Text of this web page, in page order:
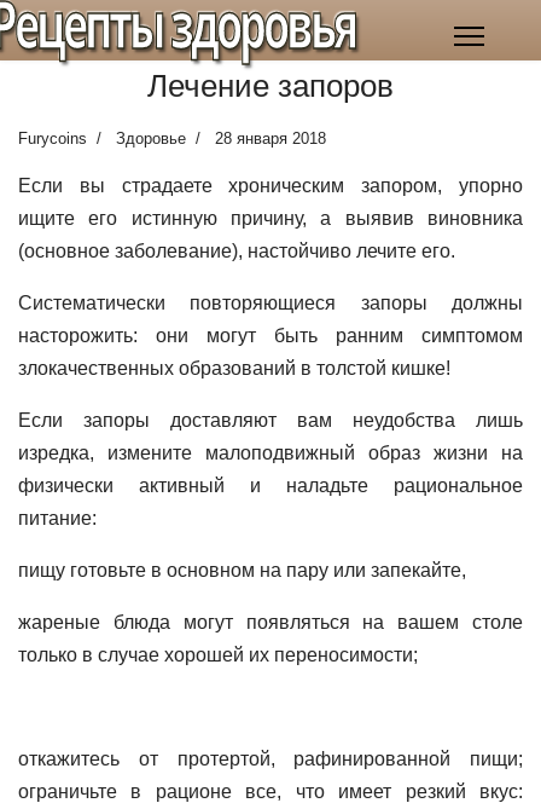
здоровья
Лечение запоров
Furycoins Здоровье 28 января 2018
Если вы страдаете хроническим запором, упорно
ищите его истинную причину, а выявив виновника
(основное заболевание), настойчиво лечите его.
Систематически повторяющиеся запоры должны
насторожить: они могут быть ранним симптомом
злокачественных образований в толстой кишке!
Если запоры доставляют вам неудобства лишь
изредка, измените малоподвижный образ жизни на
физически активный и наладьте рациональное
питание:
пищу готовьте в основном на пару или запекайте,
жареные блюда могут появляться на вашем столе
только в случае хорошей их переносимости;
откажитесь от протертой, рафинированной пищи;
ограничьте в рационе все, что имеет резкий вкус: